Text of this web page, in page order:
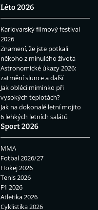
Léto 2026
Karlovarský filmový festival
2026
Znamení, že jste potkali
někoho z minulého života
Astronomické úkazy 2026:
zatmění slunce a další
Jak obléci miminko při
vysokých teplotách?
Jak na dokonalé letní mojito
6 lehkých letních salátů
Sport 2026
MMA
Fotbal 2026/27
Hokej 2026
Tenis 2026
F1 2026
Atletika 2026
Cyklistika 2026